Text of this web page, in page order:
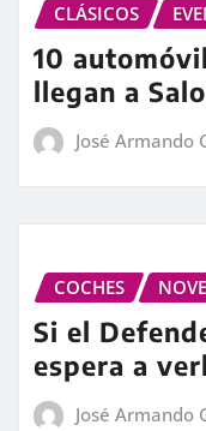
CLÁSICOS
10
llegan a
José Armando
COCHES
Si el
espera a
José Armando